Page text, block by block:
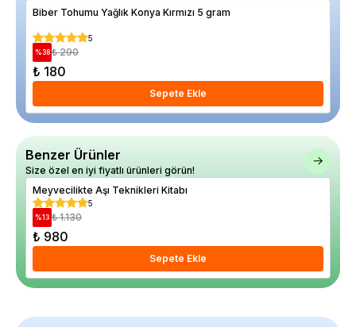
Biber Tohumu Yağlık Konya Kırmızı 5 gram
5
%38 ₺ 290
₺ 180
Sepete Ekle
Benzer Ürünler
Size özel en iyi fiyatlı ürünleri görün!
Meyvecilikte Aşı Teknikleri Kitabı
5
%13 ₺ 1.130
₺ 980
Sepete Ekle